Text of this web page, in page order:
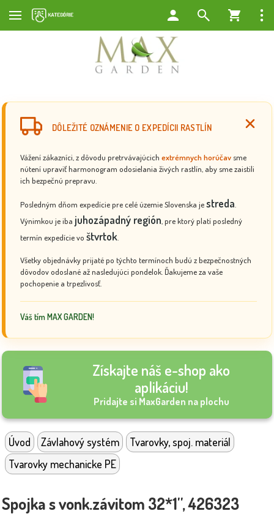
DÔLEŽITÉ OZNÁMENIE O EXPEDÍCII RASTLÍN
Vážení zákazníci, z dôvodu pretrvávajúcich extrémnych horúčav sme
nútení upraviť harmonogram odosielania živých rastlín, aby sme zaistili
ich bezpečnú prepravu.
Posledným dňom expedície pre celé územie Slovenska jestreda
Výnimkou je iba juhozápadný región , pre ktorý platí posledný
termín expedície vo štvrtok
Všetky objednávky prijaté po týchto termínoch budú z bezpečnostných
dôvodov odoslané až nasledujúci pondelok. Ďakujeme za vaše
pochopenie a trpezlivosť.
Váš tím MAX GARDEN!
Získajte náš e-shop ako
aplikáciu!
Pridajte si MaxGarden na plochu
Úvod Závlahový systém
Tvarovky, spoj. materiál
Tvarovky mechanicke PE
Spojka s vonk.závitom 32*1'', 426323